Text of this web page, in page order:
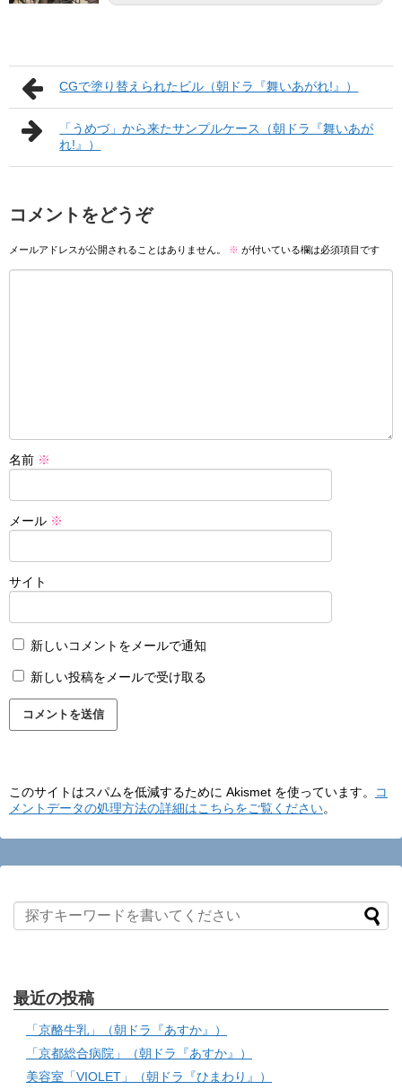
CGで塗り替えられたビル（朝ドラ『舞いあがれ!』）
「うめづ」から来たサンプルケース（朝ドラ『舞いあが
れ!』）
コメントをどうぞ
メールアドレスが公開されることはありません。 ※ が付いている欄は必須項目です
名前 ※
メール ※
サイト
新しいコメントをメールで通知
新しい投稿をメールで受け取る
このサイトはスパムを低減するために Akismet を使っています。
コ
メントデータの処理方法の詳細はこちらをご覧ください。
最近の投稿
「京酪牛乳」（朝ドラ『あすか』）
「京都総合病院」（朝ドラ『あすか』）
美容室「VIOLET」（朝ドラ『ひまわり』）